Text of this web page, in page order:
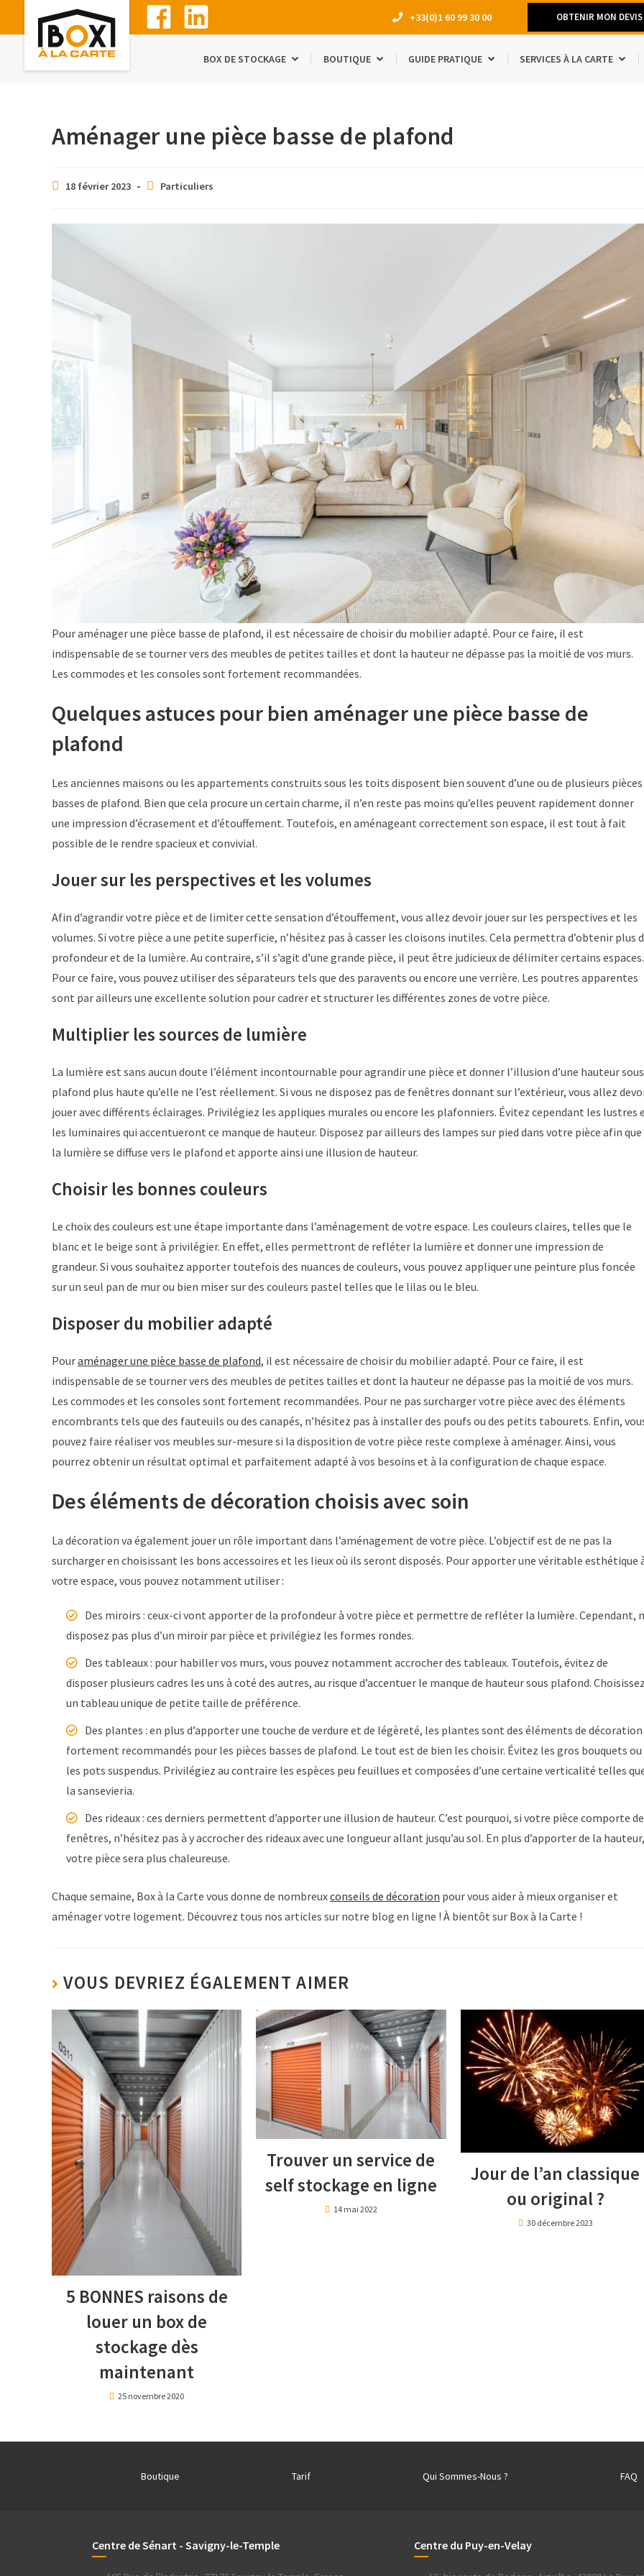
+33(0)1 60 99 30 00 OBTENIR MON
BOX DE STOCKAGE BOUTIQUE GUIDE PRATIQUE SERVICES À LA CARTE
Aménager une pièce basse de plafond
18 février 2023 Particuliers
Pour aménager une pièce basse de plafond, il est nécessaire de choisir du mobilier adapté. Pour ce faire, il est
indispensable de se tourner vers des meubles de petites tailles et dont la hauteur ne dépasse pas la moitié de vos murs.
Les commodes et les consoles sont fortement recommandées.
Quelques astuces pour bien aménager une pièce basse de
plafond
Les anciennes maisons ou les appartements construits sous les toits disposent bien souvent d’une ou de plusieurs pièces
basses de plafond. Bien que cela procure un certain charme, il n’en reste pas moins qu’elles peuvent rapidement donner
une impression d’écrasement et d’étouffement. Toutefois, en aménageant correctement son espace, il est tout à fait
possible de le rendre spacieux et convivial.
Jouer sur les perspectives et les volumes
Afin d’agrandir votre pièce et de limiter cette sensation d’étouffement, vous allez devoir jouer sur les perspectives et les
volumes. Si votre pièce a une petite superficie, n’hésitez pas à casser les cloisons inutiles. Cela permettra d’obtenir plus
profondeur et de la lumière. Au contraire, s’il s’agit d’une grande pièce, il peut être judicieux de délimiter certains espaces.
Pour ce faire, vous pouvez utiliser des séparateurs tels que des paravents ou encore une verrière. Les poutres apparentes
sont par ailleurs une excellente solution pour cadrer et structurer les différentes zones de votre pièce.
Multiplier les sources de lumière
La lumière est sans aucun doute l’élément incontournable pour agrandir une pièce et donner l’illusion d’une hauteur sous
plafond plus haute qu’elle ne l’est réellement. Si vous ne disposez pas de fenêtres donnant sur l’extérieur, vous allez
jouer avec différents éclairages. Privilégiez les appliques murales ou encore les plafonniers. Évitez cependant les lustres
les luminaires qui accentueront ce manque de hauteur. Disposez par ailleurs des lampes sur pied dans votre pièce afin que
la lumière se diffuse vers le plafond et apporte ainsi une illusion de hauteur.
Choisir les bonnes couleurs
Le choix des couleurs est une étape importante dans l’aménagement de votre espace. Les couleurs claires, telles que le
blanc et le beige sont à privilégier. En effet, elles permettront de refléter la lumière et donner une impression de
grandeur. Si vous souhaitez apporter toutefois des nuances de couleurs, vous pouvez appliquer une peinture plus foncée
sur un seul pan de mur ou bien miser sur des couleurs pastel telles que le lilas ou le bleu.
Disposer du mobilier adapté
Pouraménager une pièce basse de plafond, il est nécessaire de choisir du mobilier adapté. Pour ce faire, il est
indispensable de se tourner vers des meubles de petites tailles et dont la hauteur ne dépasse pas la moitié de vos murs.
Les commodes et les consoles sont fortement recommandées. Pour ne pas surcharger votre pièce avec des éléments
encombrants tels que des fauteuils ou des canapés, n’hésitez pas à installer des poufs ou des petits tabourets. Enfin,
pouvez faire réaliser vos meubles sur-mesure si la disposition de votre pièce reste complexe à aménager. Ainsi, vous
pourrez obtenir un résultat optimal et parfaitement adapté à vos besoins et à la configuration de chaque espace.
Des éléments de décoration choisis avec soin
La décoration va également jouer un rôle important dans l’aménagement de votre pièce. L’objectif est de ne pas la
surcharger en choisissant les bons accessoires et les lieux où ils seront disposés. Pour apporter une véritable esthétique
votre espace, vous pouvez notamment utiliser :
Des miroirs : ceux-ci vont apporter de la profondeur à votre pièce et permettre de refléter la lumière. Cependant,
disposez pas plus d’un miroir par pièce et privilégiez les formes rondes.
Des tableaux : pour habiller vos murs, vous pouvez notamment accrocher des tableaux. Toutefois, évitez de
disposer plusieurs cadres les uns à coté des autres, au risque d’accentuer le manque de hauteur sous plafond.
un tableau unique de petite taille de préférence.
Des plantes : en plus d’apporter une touche de verdure et de légèreté, les plantes sont des éléments de décoration
fortement recommandés pour les pièces basses de plafond. Le tout est de bien les choisir. Évitez les gros bouquets ou
les pots suspendus. Privilégiez au contraire les espèces peu feuillues et composées d’une certaine verticalité telles
la sansevieria.
Des rideaux : ces derniers permettent d’apporter une illusion de hauteur. C’est pourquoi, si votre pièce comporte
fenêtres, n’hésitez pas à y accrocher des rideaux avec une longueur allant jusqu’au sol. En plus d’apporter de la hauteur,
votre pièce sera plus chaleureuse.
Chaque semaine, Box à la Carte vous donne de nombreuxconseils de décoration pour vous aider à mieux organiser et
aménager votre logement. Découvrez tous nos articles sur notre blog en ligne ! À bientôt sur Box à la Carte !
VOUS DEVRIEZ ÉGALEMENT AIMER
5 BONNES raisons de
louer un box de
stockage dès
maintenant
25 novembre 2020
Trouver un service de
self stockage en ligne
14 mai 2022
Jour de l’an classique
ou original ?
30 décembre 2023
Boutique Tarif Qui Sommes-Nous ? FAQ
Centre de Sénart - Savigny-le-Temple Centre du Puy-en-Velay